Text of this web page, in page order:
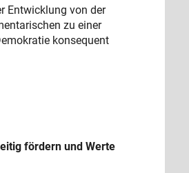
Entwicklung von der
zu einer
konsequent
fördern und Werte